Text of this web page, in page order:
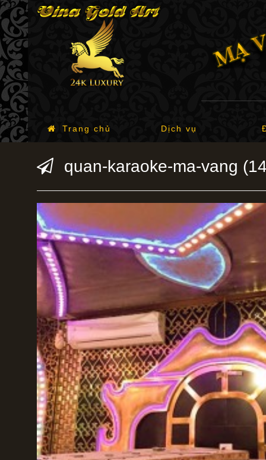
Trang chủ Dịch vụ
quan-karaoke-ma-vang